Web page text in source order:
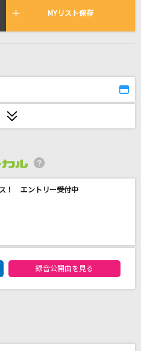
れている曲の一覧
knows
MYリスト保存
！ エントリー受付中
エントリーランキング
録音公開曲を見る